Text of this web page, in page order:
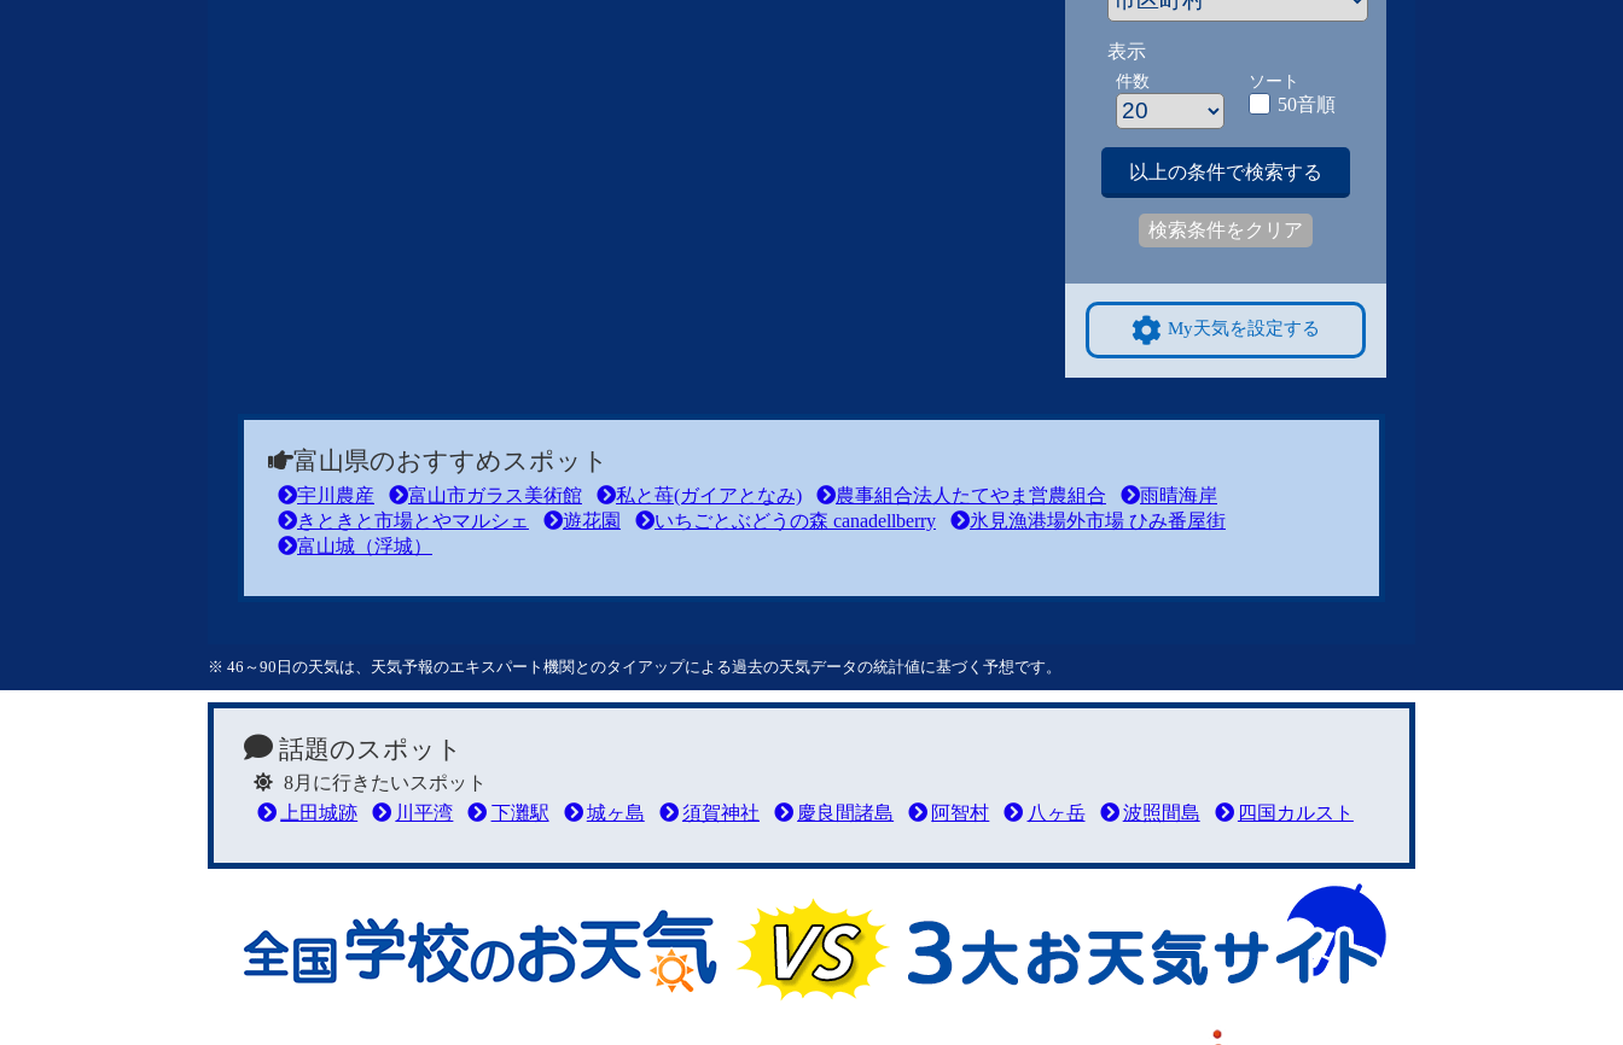
表示
件数 ソート
50音順
以上の条件で検索する
検索条件をクリア
My天気を設定する
富山県のおすすめスポット
宇川農産 富山市ガラス美術館 私と苺(ガイアとなみ) 農事組合法人たてやま営農組合
雨晴海岸
きときと市場とやマルシェ
遊花園 いちごとぶどうの森 canadellberry
氷見漁港場外市場 ひみ番屋街
富山城（浮城）
※ 46～90日の天気は、天気予報のエキスパート機関とのタイアップによる過去の天気データの統計値に基づく予想です。
話題のスポット
8月に行きたいスポット
上田城跡
川平湾 下灘駅 城ヶ島 須賀神社 慶良間諸島 阿智村 八ヶ岳 波照間島 四国カルスト